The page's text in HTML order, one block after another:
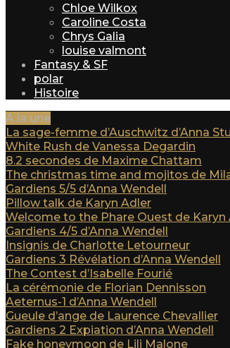
Chloe Wilkox
Caroline Costa
Chrys Galia
louise valmont
Fantasy & SF
polar
Histoire
A la une
La sage-femme d’Auschwitz d’Anna
White Rush de Vanessa Degardin
8.2 secondes de Maxime Chattam
The christmas time and mojitos de
Gardiens 5/5 d’Anna Wendell
Pillow talk de Karyn Adler
Welcome to the Phare Ouest de Karyn
Gardiens 4/5 d’Anna Wendell
Insignis de Charlotte Letourneur
Gardiens 3 Révélation d’Anna Wendell
The Contest d’Isabelle Fourié
La cérémonie de Florian Dennisson
Aeternus-1 d’Anna Wendell
Gueule d’ange de Laurence Chevallier
Gardiens 2 Expiation d’Anna Wendell
Fake honeymoon de Lili Malone